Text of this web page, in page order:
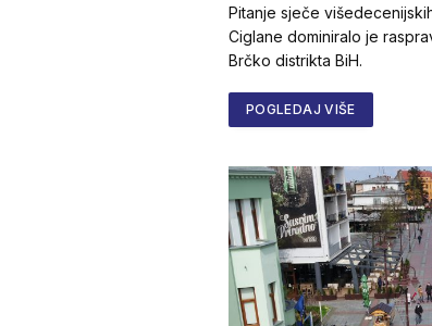
Pitanje sječe
Ciglane dominiralo je
Brčko distrikta BiH.
POGLEDAJ VIŠE